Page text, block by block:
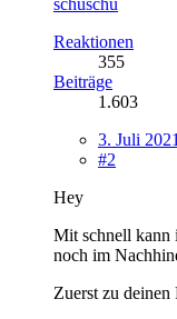
Reaktionen
355
Beiträge
1.603
3. Juli
#2
Hey
Mit schnell kann
noch im
Zuerst zu deinen